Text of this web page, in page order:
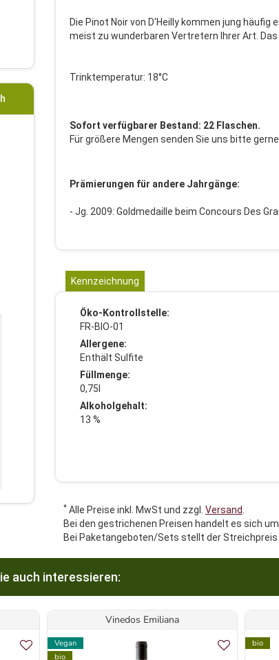
Die Pinot Noir von D'Heilly kommen jung
meist zu wunderbaren Vertretern Ihrer Art.
Trinktemperatur: 18°C
Sofort verfügbarer Bestand: 22 Flaschen.
Für größere Mengen senden Sie uns bitte gerne
Prämierungen für andere Jahrgänge:
- Jg. 2009: Goldmedaille beim Concours Des
Kennzeichnung
Öko-Kontrollstelle:
FR-BIO-01
Allergene:
Enthält Sulfite
Füllmenge:
0,75l
Alkoholgehalt:
13 %
* Alle Preise inkl. MwSt und zzgl. Versand
Bei den gestrichenen Preisen handelt es sich
Bei Paketangeboten/Sets stellt der
auch interessieren:
Vinedos Emiliana
Vegan
bio
bio